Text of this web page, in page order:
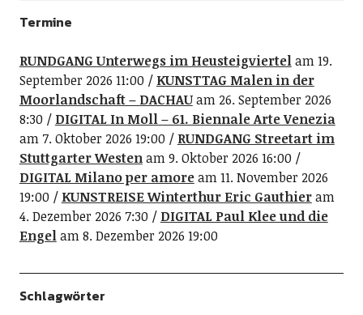
Termine
RUNDGANG Unterwegs im Heusteigviertelam 19.
September 2026 11:00
KUNSTTAG Malen in der
Moorlandschaft – DACHAUam 26. September 2026
8:30
DIGITAL In Moll – 61. Biennale Arte Venezia
am 7. Oktober 2026 19:00
RUNDGANG Streetart im
Stuttgarter Westenam 9. Oktober 2026 16:00
DIGITAL Milano per amoream 11. November 2026
19:00
KUNSTREISE Winterthur Eric Gauthieram
4. Dezember 2026 7:30
DIGITAL Paul Klee und die
Engelam 8. Dezember 2026 19:00
Schlagwörter